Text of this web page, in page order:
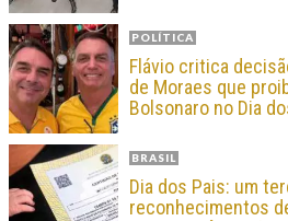
POLÍTICA
Flávio critica
de Moraes que
Bolsonaro no Dia
BRASIL
Dia dos Pais: um
reconhecimentos